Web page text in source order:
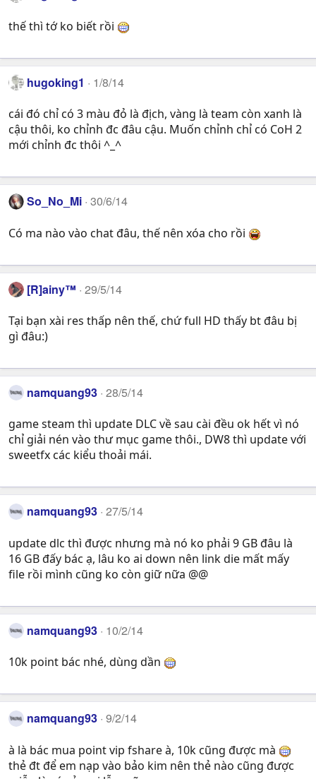
thế thì tớ ko biết rồi
hugoking1 1/8/14
cái đó chỉ có 3 màu đỏ là địch, vàng là team còn xanh là
cậu thôi, ko chỉnh đc đâu cậu. Muốn chỉnh chỉ có CoH 2
mới chỉnh đc thôi ^_^
So_No_Mi 30/6/14
Có ma nào vào chat đâu, thế nên xóa cho rồi
[R]ainy™ 29/5/14
Tại bạn xài res thấp nên thế, chứ full HD thấy bt đâu bị
gì đâu:)
namquang93 28/5/14
game steam thì update DLC về sau cài đều ok hết vì nó
chỉ giải nén vào thư mục game thôi., DW8 thì update với
sweetfx các kiểu thoải mái.
namquang93 27/5/14
update dlc thì được nhưng mà nó ko phải 9 GB đâu là
16 GB đấy bác ạ, lâu ko ai down nên link die mất mấy
file rồi mình cũng ko còn giữ nữa @@
namquang93 10/2/14
10k point bác nhé, dùng dần
namquang93 9/2/14
à là bác mua point vip fshare à, 10k cũng được mà
thẻ đt để em nạp vào bảo kim nên thẻ nào cũng được